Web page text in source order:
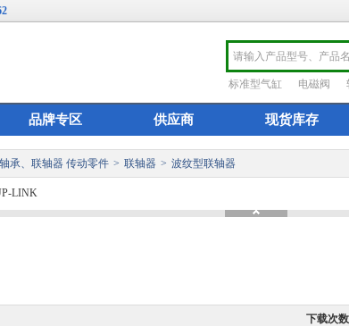
标准型气缸 电磁阀
品牌专区 供应商 现货库存
轴承、联轴器 传动零件 > 联轴器 > 波纹型联轴器
LINK
下载次数